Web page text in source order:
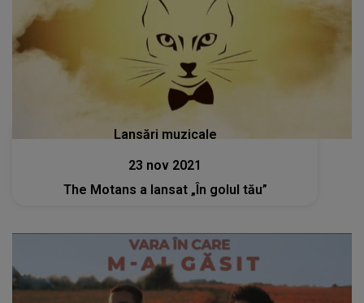
Lansări muzicale
23 nov 2021
The Motans a lansat „În golul tău”